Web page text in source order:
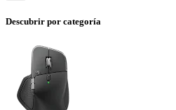
Descubrir por categoría